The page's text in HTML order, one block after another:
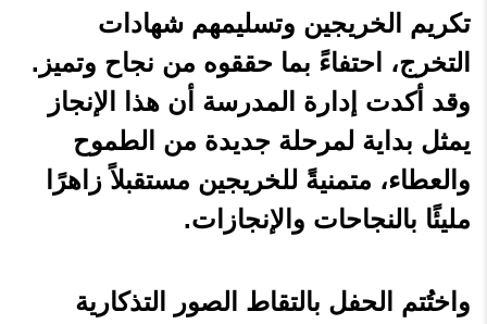
تكريم الخريجين وتسليمهم شهادات
التخرج، احتفاءً بما حققوه من نجاح وتميز.
وقد أكدت إدارة المدرسة أن هذا الإنجاز
يمثل بداية لمرحلة جديدة من الطموح
والعطاء، متمنيةً للخريجين مستقبلاً زاهرًا
مليئًا بالنجاحات والإنجازات.
واختُتم الحفل بالتقاط الصور التذكارية